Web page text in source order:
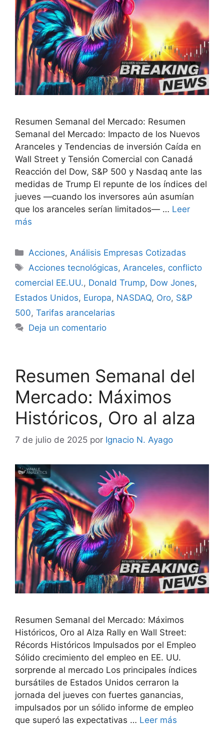
Resumen Semanal del Mercado: Resumen
Semanal del Mercado: Impacto de los Nuevos
Aranceles y Tendencias de inversión Caída en
Wall Street y Tensión Comercial con Canadá
Reacción del Dow, S&P 500 y Nasdaq ante las
medidas de Trump El repunte de los índices del
jueves —cuando los inversores aún asumían
que los aranceles serían limitados— … Leer
más
Categorías
Acciones, Análisis Empresas Cotizadas
Etiquetas
Acciones tecnológicas, Aranceles, conflicto
comercial EE.UU., Donald Trump, Dow Jones,
Estados Unidos, Europa, NASDAQ, Oro, S&P
500, Tarifas arancelarias
Deja un comentario
Resumen Semanal del
Mercado: Máximos
Históricos, Oro al alza
7 de julio de 2025 por Ignacio N. Ayago
Resumen Semanal del Mercado: Máximos
Históricos, Oro al Alza Rally en Wall Street:
Récords Históricos Impulsados por el Empleo
Sólido crecimiento del empleo en EE. UU.
sorprende al mercado Los principales índices
bursátiles de Estados Unidos cerraron la
jornada del jueves con fuertes ganancias,
impulsados por un sólido informe de empleo
que superó las expectativas … Leer más